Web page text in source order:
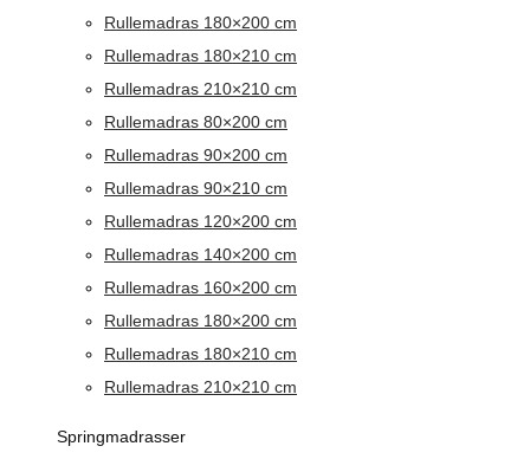
Rullemadras 180×200 cm
Rullemadras 180×210 cm
Rullemadras 210×210 cm
Rullemadras 80×200 cm
Rullemadras 90×200 cm
Rullemadras 90×210 cm
Rullemadras 120×200 cm
Rullemadras 140×200 cm
Rullemadras 160×200 cm
Rullemadras 180×200 cm
Rullemadras 180×210 cm
Rullemadras 210×210 cm
Springmadrasser